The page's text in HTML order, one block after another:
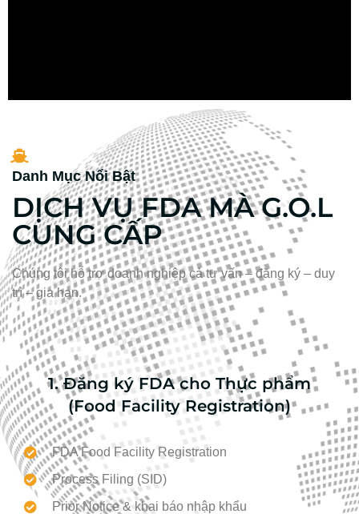
Danh Mục Nổi Bật
DỊCH VỤ FDA MÀ G.O.L
CUNG CẤP
Chúng tôi hỗ trợ doanh nghiệp cảtư vấn – đăng ký – duy
trì – gia hạn.
1. Đăng ký FDA cho Thực phẩm
(Food Facility Registration)
FDA Food Facility Registration
Process Filing (SID)
Prior Notice & khai báo nhập khẩu